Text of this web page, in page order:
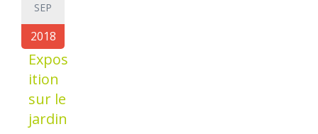
SEP
2018
Expos
ition
sur le
jardin